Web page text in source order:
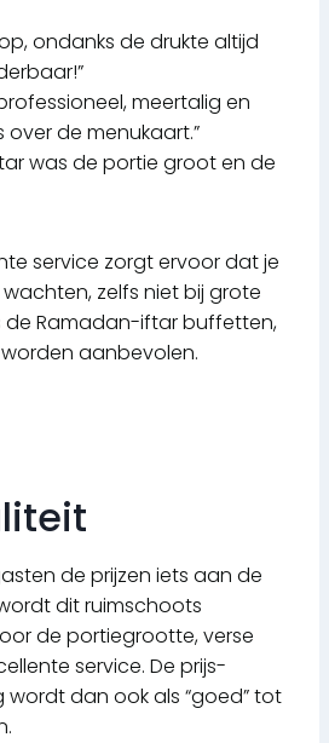
ondanks de drukte altijd
meertalig en
de menukaart.”
was de portie groot en de
service zorgt ervoor dat je
zelfs niet bij grote
de Ramadan-iftar buffetten,
aanbevolen.
de prijzen iets aan de
dit ruimschoots
de portiegrootte, verse
service. De prijs-
dan ook als “goed” tot